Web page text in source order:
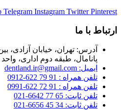
Telegram Instagram Twitter Pinterest
ارتباط با ما
آدرس: تهران، خیابان آزادی،
پانامال، طبقه دوم اداری، واحد 204
ایمیل: dentland.ir@gmail.com
تلفن همراه : 91 79 622-0912
تلفن همراه : 91 72 622-0991
تلفن ثابت: 65 77 6642-021
تلفن ثابت: 34 45 6656-021